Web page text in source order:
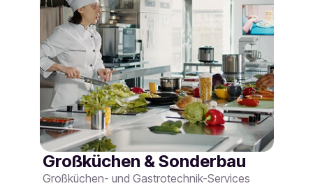
Großküchen & Sonderbau
Großküchen- und Gastrotechnik-Services